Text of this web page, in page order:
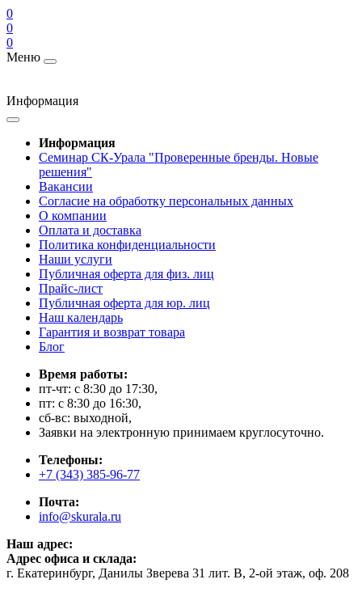
0
0
0
Меню
Информация
Информация
Cеминар СК-Урала "Проверенные бренды. Новые
решения"
Вакансии
Согласие на обработку персональных данных
О компании
Оплата и доставка
Политика конфиденциальности
Наши услуги
Публичная оферта для физ. лиц
Прайс-лист
Публичная оферта для юр. лиц
Наш календарь
Гарантия и возврат товара
Блог
Время работы:
пт-чт: с 8:30 до 17:30,
пт: с 8:30 до 16:30,
сб-вс: выходной,
Заявки на электронную принимаем круглосуточно.
Телефоны:
+7 (343) 385-96-77
Почта:
info@skurala.ru
Наш адрес:
Адрес офиса и склада:
г. Екатеринбург, Данилы Зверева 31 лит. В, 2-ой этаж, оф. 208